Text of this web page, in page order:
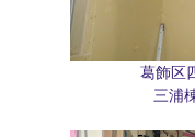
葛飾区
三浦